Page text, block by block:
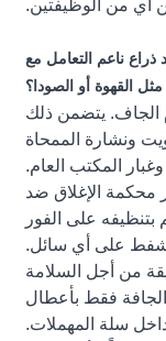
أي من الوظيفتين.
ذراع ناعم التعامل مع
مثل القهوة أو الصودا؟
الجاف. يتضمن ذلك
ونشارة الممحاة
وغبار المكتب العام.
محكمة الإغلاق ضد
على الفور
على أي سائل.
من أجل السلامة
الجافة فقط بأعطال
سلة المهملات.